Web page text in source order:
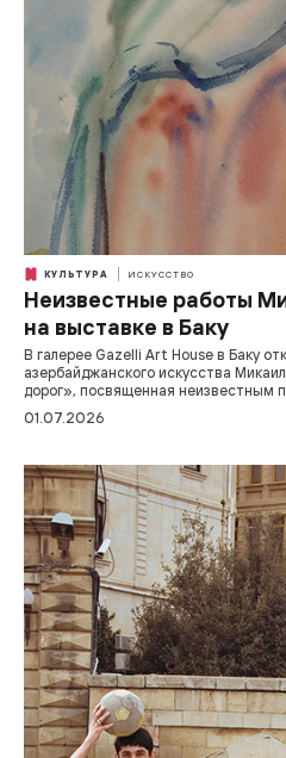
КУЛЬТУРА ИСКУССТВО
Неизвестные работы
на выставке в Баку
В галерее Gazelli Art House в Баку
азербайджанского искусства
дорог», посвященная неизвестным
01.07.2026